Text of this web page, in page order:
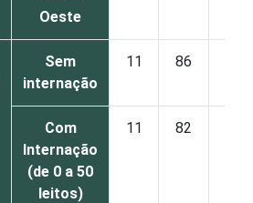
Oeste
Sem
internação
11 86
Com
Internação
(de 0 a 50
leitos)
11 82